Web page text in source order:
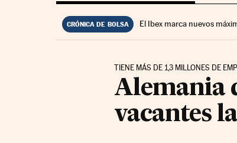
CRÓNICA DE BOLSA El Ibex marca nuevos
TIENE MÁS DE 1,3 MILLONES DE
Alemania
vacantes